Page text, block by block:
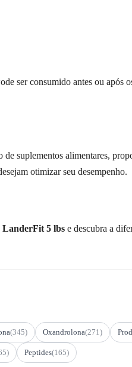
ser consumido antes ou após
de suplementos alimentares,
otimizar seu desempenho.
5 lbs e descubra a
(345) Oxandrolona(271)
Peptides(165)